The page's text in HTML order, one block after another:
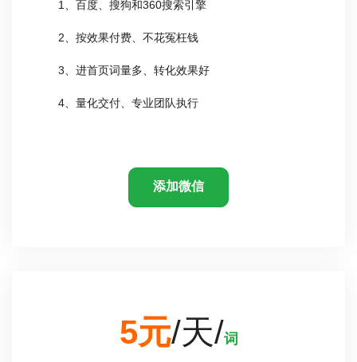
1、百度、搜狗和360搜索引擎
2、按效果付费、不花冤枉钱
3、进首页词量多、转化效果好
4、量化交付、专业团队执行
添加微信
5元/天/词